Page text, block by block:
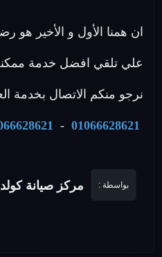
ان همنا الأول و الأخير هو
علي تلقي افضل خدمة
نرجو منكم الاتصال بخدمة
01066628621
-
بواسطة : مركز صيانة